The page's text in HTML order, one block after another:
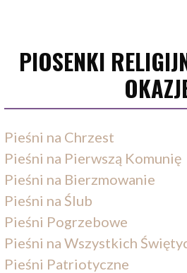
PIOSENKI
Pieśni na Chrzest
Pieśni na Pierwszą Komunię
Pieśni na Bierzmowanie
Pieśni na Ślub
Pieśni Pogrzebowe
Pieśni na Wszystkich
Pieśni Patriotyczne